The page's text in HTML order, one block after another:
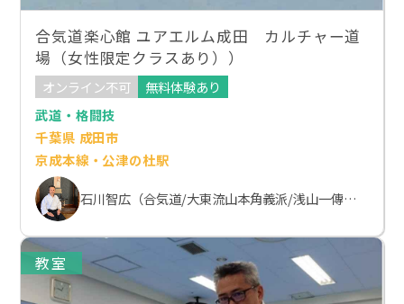
合気道楽心館 ユアエルム成田 カルチャー道
場（女性限定クラスあり））
オンライン不可
無料体験あり
武道・格闘技
千葉県 成田市
京成本線・公津の杜駅
石川智広（合気道/大東流山本角義派/浅山一傳流体術）
教室